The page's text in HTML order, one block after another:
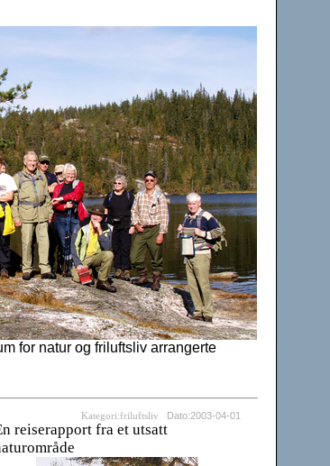
for natur og friluftsliv arrangerte
Kategori:friluftsliv Dato:2003-04-01
reiserapport fra et utsatt